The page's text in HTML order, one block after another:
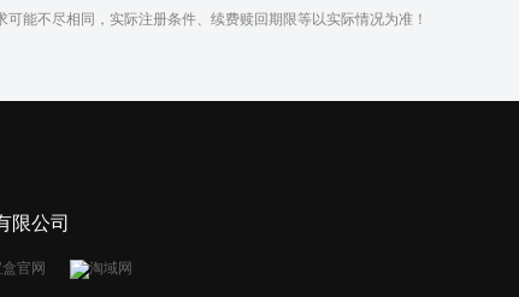
可能不尽相同，实际注册条件、续费赎回期限等以实际情况为准！
限公司